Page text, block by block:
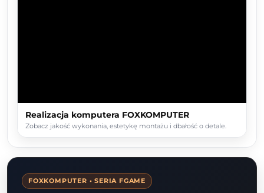
Realizacja komputera FOXKOMPUTER
Zobacz jakość wykonania, estetykę montażu i dbałość o detale.
FOXKOMPUTER • SERIA FGAME